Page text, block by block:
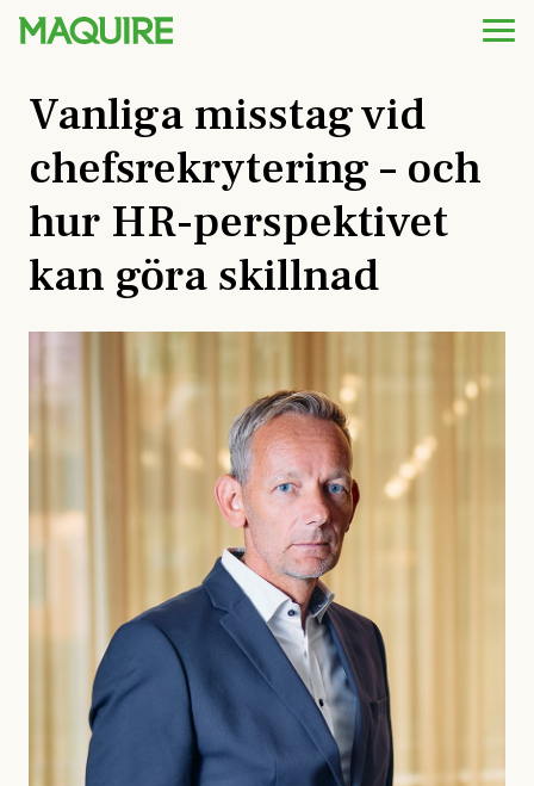
Vanliga misstag vid
chefsrekrytering – och
hur HR-perspektivet
kan göra skillnad